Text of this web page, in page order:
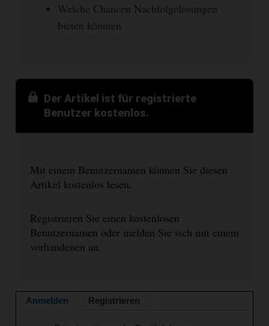
Welche Chancen Nachfolgelösungen
bieten könnten
Der Artikel ist für registrierte
Benutzer kostenlos.
Mit einem Benutzernamen können Sie diesen
Artikel kostenlos lesen.
Registrieren Sie einen kostenlosen
Benutzernamen oder melden Sie sich mit einem
vorhandenen an.
Anmelden Registrieren